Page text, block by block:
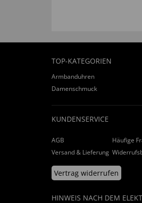
TOP-KATEGORIEN
Armbanduhren
Damenschmuck
KUNDENSERVICE
AGB Häufige
Versand & Lieferung
Vertrag widerrufen
HINWEIS NACH DEM